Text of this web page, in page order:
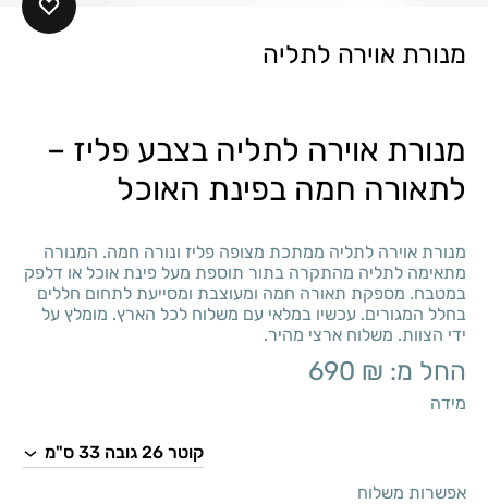
מנורת אוירה לתליה
מנורת אוירה לתליה בצבע פליז –
לתאורה חמה בפינת האוכל
מנורת אוירה לתליה ממתכת מצופה פליז ונורה חמה. המנורה
מתאימה לתליה מהתקרה בתור תוספת מעל פינת אוכל או דלפק
במטבח. מספקת תאורה חמה ומעוצבת ומסייעת לתחום חללים
בחלל המגורים. עכשיו במלאי עם משלוח לכל הארץ. מומלץ על
ידי הצוות. משלוח ארצי מהיר.
החל מ: 690 ₪
מידה
אפשרות משלוח